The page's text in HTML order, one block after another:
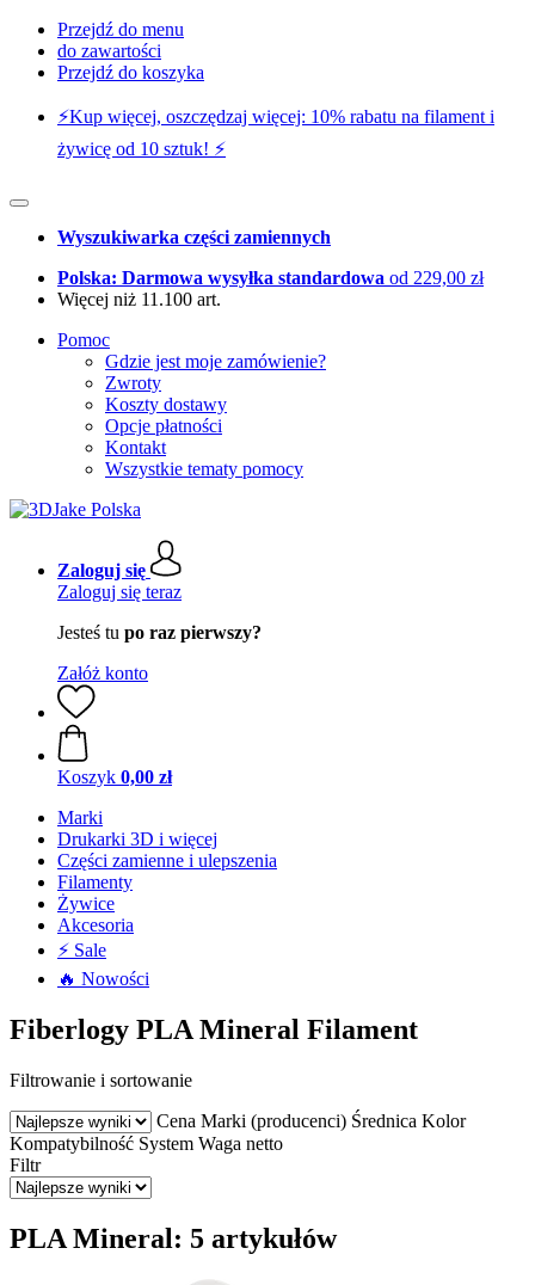
Przejdź do menu
do zawartości
Przejdź do koszyka
⚡️Kup więcej, oszczędzaj więcej: 10% rabatu na filament i
żywicę od 10 sztuk! ⚡️
Wyszukiwarka części zamiennych
Polska: Darmowa wysyłka standardowa od 229,00 zł
Więcej niż 11.100 art.
Pomoc
Gdzie jest moje zamówienie?
Zwroty
Koszty dostawy
Opcje płatności
Kontakt
Wszystkie tematy pomocy
Zaloguj się
Zaloguj się teraz
Jesteś tu po raz pierwszy?
Załóż konto
Koszyk 0,00 zł
Marki
Drukarki 3D i więcej
Części zamienne i ulepszenia
Filamenty
Żywice
Akcesoria
⚡ Sale
🔥 Nowości
Fiberlogy PLA Mineral Filament
Filtrowanie i sortowanie
Cena Marki (producenci) Średnica Kolor
Kompatybilność System Waga netto
Filtr
PLA Mineral: 5 artykułów